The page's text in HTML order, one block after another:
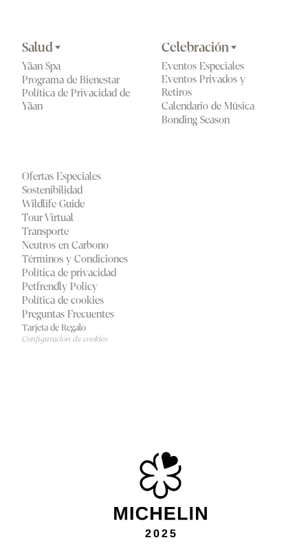
Salud
Yäan Spa
Programa de Bienestar
Política de Privacidad de
Yäan
Celebración
Eventos Especiales
Eventos Privados y
Retiros
Calendario de Música
Bonding Season
Ofertas Especiales
Tour Virtual
Transporte
Tarjeta de Regalo
Sostenibilidad
Wildlife Guide
Términos y Condiciones
Neutros en Carbono
Política de privacidad
Petfrendly Policy
Política de cookies
Preguntas Frecuentes
Configuración de cookies